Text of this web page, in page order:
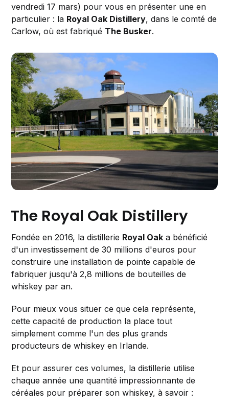
vendredi 17 mars) pour vous en présenter une en
particulier : la Royal Oak Distillery, dans le comté de
Carlow, où est fabriqué The Busker.
The Royal Oak Distillery
Fondée en 2016, la distillerie Royal Oak a bénéficié
d'un investissement de 30 millions d'euros pour
construire une installation de pointe capable de
fabriquer jusqu'à 2,8 millions de bouteilles de
whiskey par an.
Pour mieux vous situer ce que cela représente,
cette capacité de production la place tout
simplement comme l'un des plus grands
producteurs de whiskey en Irlande.
Et pour assurer ces volumes, la distillerie utilise
chaque année une quantité impressionnante de
céréales pour préparer son whiskey, à savoir :